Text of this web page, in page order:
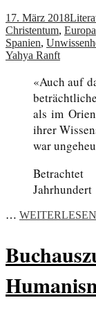
17. März 2018
Christentum, Europa
Spanien,
Yahya Ranft
«Auch auf
als im
ihrer
war
Jahrhundert
…